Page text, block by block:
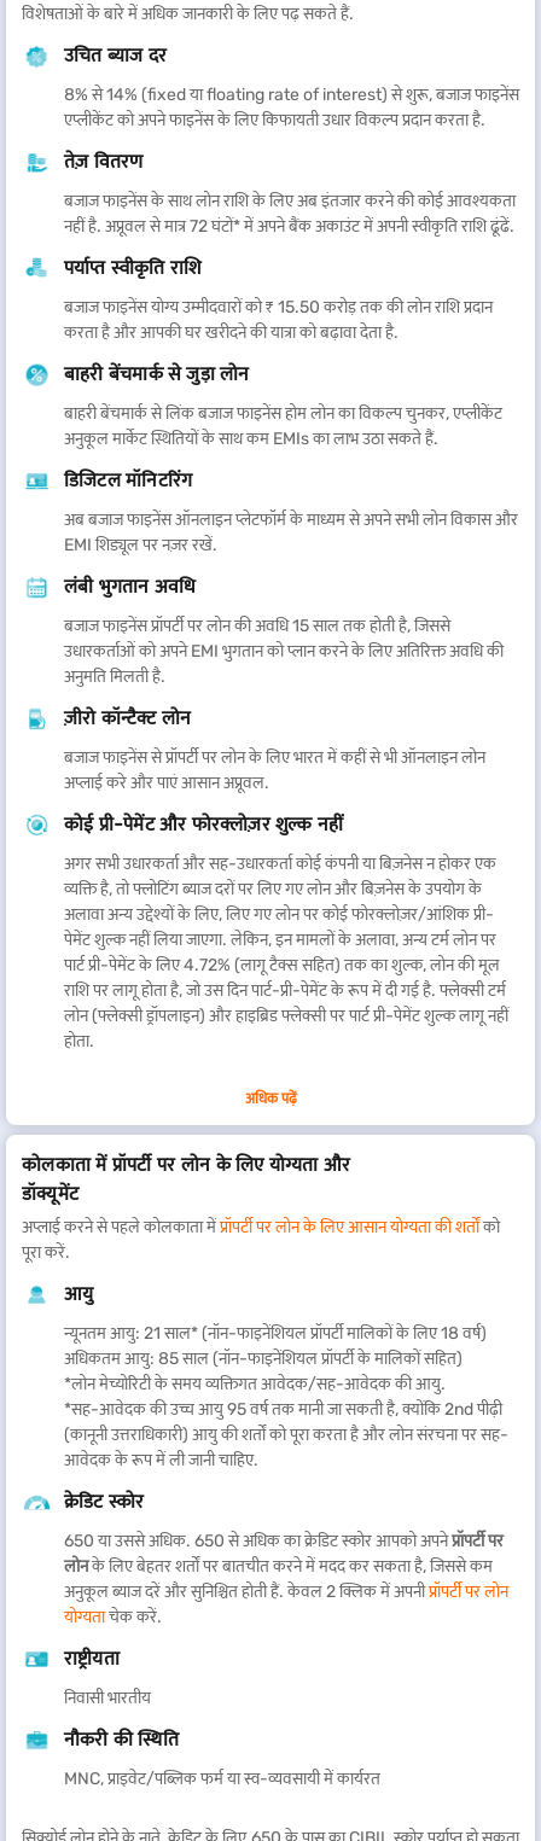
विशेषताओं के बारे में अधिक जानकारी के लिए पढ़ सकते हैं.
उचित ब्याज दर
8% से 14% (fixed या floating rate of interest) से शुरू, बजाज फाइनेंस
एप्लीकेंट को अपने फाइनेंस के लिए किफायती उधार विकल्प प्रदान करता है.
तेज़ वितरण
बजाज फाइनेंस के साथ लोन राशि के लिए अब इंतजार करने की कोई आवश्यकता
नहीं है. अप्रूवल से मात्र 72 घंटों* में अपने बैंक अकाउंट में अपनी स्वीकृति राशि ढूंढें.
पर्याप्त स्वीकृति राशि
बजाज फाइनेंस योग्य उम्मीदवारों को ₹ 15.50 करोड़ तक की लोन राशि प्रदान
करता है और आपकी घर खरीदने की यात्रा को बढ़ावा देता है.
बाहरी बेंचमार्क से जुड़ा लोन
बाहरी बेंचमार्क से लिंक बजाज फाइनेंस होम लोन का विकल्प चुनकर, एप्लीकेंट
अनुकूल मार्केट स्थितियों के साथ कम EMIs का लाभ उठा सकते हैं.
डिजिटल मॉनिटरिंग
अब बजाज फाइनेंस ऑनलाइन प्लेटफॉर्म के माध्यम से अपने सभी लोन विकास और
EMI शिड्यूल पर नज़र रखें.
लंबी भुगतान अवधि
बजाज फाइनेंस प्रॉपर्टी पर लोन की अवधि 15 साल तक होती है, जिससे
उधारकर्ताओं को अपने EMI भुगतान को प्लान करने के लिए अतिरिक्त अवधि की
अनुमति मिलती है.
ज़ीरो कॉन्टैक्ट लोन
बजाज फाइनेंस से प्रॉपर्टी पर लोन के लिए भारत में कहीं से भी ऑनलाइन लोन
अप्लाई करे और पाएं आसान अप्रूवल.
कोई प्री-पेमेंट और फोरक्लोज़र शुल्क नहीं
अगर सभी उधारकर्ता और सह-उधारकर्ता कोई कंपनी या बिज़नेस न होकर एक
व्यक्ति है, तो फ्लोटिंग ब्याज दरों पर लिए गए लोन और बिज़नेस के उपयोग के
अलावा अन्य उद्देश्यों के लिए, लिए गए लोन पर कोई फोरक्लोज़र/आंशिक प्री-
पेमेंट शुल्क नहीं लिया जाएगा. लेकिन, इन मामलों के अलावा, अन्य टर्म लोन पर
पार्ट प्री-पेमेंट के लिए 4.72% (लागू टैक्स सहित) तक का शुल्क, लोन की मूल
राशि पर लागू होता है, जो उस दिन पार्ट-प्री-पेमेंट के रूप में दी गई है. फ्लेक्सी टर्म
लोन (फ्लेक्सी ड्रॉपलाइन) और हाइब्रिड फ्लेक्सी पर पार्ट प्री-पेमेंट शुल्क लागू नहीं
होता.
वर्षों के दौरान, कोलकाता की अर्थव्यवस्था में देश का 3RD सबसे उत्पादक मेट्रो क्षेत्र बनने
के लिए काफी सुधार हुआ. इन्फॉर्मेशन टेक्नोलॉजी एक प्रमुख क्षेत्र है जिसे वार्षिक रूप से
70% की दर से विकसित किया गया है. IT के अलावा, शहर के रेवेन्यू जनरेटर में
इन्फ्रास्ट्रक्चर, रियल एस्टेट, हॉस्पिटैलिटी, रिटेल, होटल, बड़े शॉपिंग मॉल और अन्य सेक्टर
शामिल हैं. कुछ सबसे पुरानी सार्वजनिक क्षेत्र की कंपनियां पश्चिम बंगाल की इस राजधानी में
स्थित हैं.
आवश्यकताओं को पूरा कर सकते हैं. बिना किसी अंतिम उपयोग प्रतिबंध के, आप अपने
विवेक से पैसे निवेश या खर्च कर सकते हैं. केवल 72 घंटों* के भीतर कोलकाता में प्रॉपर्टी
पर लोन की सबसे तेज़ प्रोसेसिंग का लाभ उठाएं. अपनी प्रॉपर्टी की वैल्यू को गिरवी रखकर,
आप अपने बौद्धिक संपदा, ईंधन इनोवेशन को सुरक्षित करने के लिए बड़े फंड को एक्सेस
कर सकते हैं - सभी सुविधाजनक पुनर्भुगतान विकल्पों और प्रतिस्पर्धी ब्याज दरों के साथ.
प्रॉपर्टी पर लोन पर हमारे ऑफर कुछ ही सेकेंड में चेक करें
. हमारी ऑनलाइन अकाउंट
मैनेजमेंट सुविधा के माध्यम से बकाया बैलेंस, देय ब्याज, EMI, स्टेटमेंट आदि जैसे विवरण
की निगरानी करें.
शहर/राज्य के अनुसार प्रॉपर्टी पर लोन की लिस्ट
अहमदाबाद में प्रॉपर्टी पर लोन बाबरा में प्रॉपर्टी पर लोन
बेंगलुरु में प्रॉपर्टी पर लोन
दिल्ली में प्रॉपर्टी पर लोन
अधिक पढ़ें
कोलकाता में प्रॉपर्टी पर लोन के लिए योग्यता और
डॉक्यूमेंट
अप्लाई करने से पहले कोलकाता मेंप्रॉपर्टी पर लोन के लिए आसान योग्यता की शर्तोंको
पूरा करें.
आयु
न्यूनतम आयु: 21 साल* (नॉन-फाइनेंशियल प्रॉपर्टी मालिकों के लिए 18 वर्ष)
अधिकतम आयु: 85 साल (नॉन-फाइनेंशियल प्रॉपर्टी के मालिकों सहित)
*लोन मेच्योरिटी के समय व्यक्तिगत आवेदक/सह-आवेदक की आयु.
*सह-आवेदक की उच्च आयु 95 वर्ष तक मानी जा सकती है, क्योंकि 2nd पीढ़ी
(कानूनी उत्तराधिकारी) आयु की शर्तों को पूरा करता है और लोन संरचना पर सह-
आवेदक के रूप में ली जानी चाहिए.
क्रेडिट स्कोर
650 या उससे अधिक. 650 से अधिक का क्रेडिट स्कोर आपको अपनेप्रॉपर्टी पर
लोनके लिए बेहतर शर्तों पर बातचीत करने में मदद कर सकता है, जिससे कम
अनुकूल ब्याज दरें और सुनिश्चित होती हैं. केवल 2 क्लिक में अपनीप्रॉपर्टी पर लोन
योग्यताचेक करें.
राष्ट्रीयता
निवासी भारतीय
नौकरी की स्थिति
MNC, प्राइवेट/पब्लिक फर्म या स्व-व्यवसायी में कार्यरत